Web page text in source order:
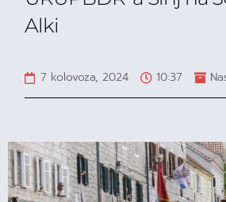
Alki
7 kolovoza, 2024 10:37